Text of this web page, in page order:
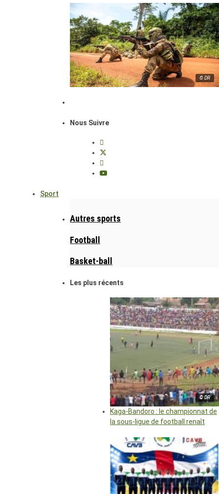
© DR
Nous Suivre
Sport
Autres sports
Football
Basket-ball
Les plus récents
© DR
Kaga-Bandoro : le championnat de
la sous-ligue de football renaît